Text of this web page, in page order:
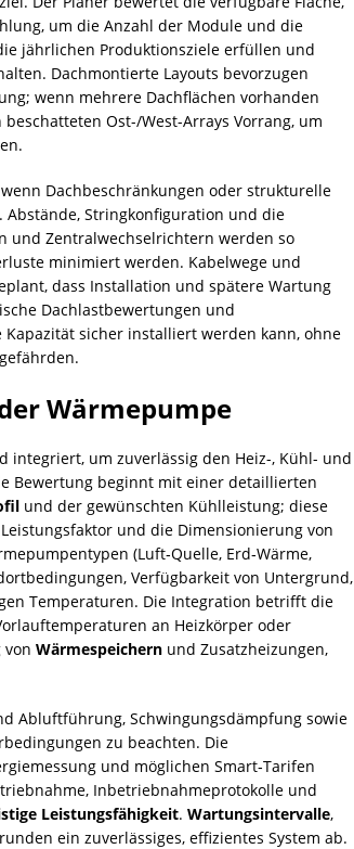
um die Anzahl der Module und die
jährlichen Produktionsziele erfüllen und
Dachmontierte Layouts bevorzugen
wenn mehrere Dachflächen vorhanden
Ost-/West-Arrays Vorrang, um
Dachbeschränkungen oder strukturelle
Stringkonfiguration und die
und Zentralwechselrichtern werden so
minimiert werden. Kabelwege und
dass Installation und spätere Wartung
Dachlastbewertungen und
sicher installiert werden kann, ohne
Wärmepumpe
integriert, um zuverlässig den Heiz-, Kühl- und
Bewertung beginnt mit einer detaillierten
und der gewünschten Kühlleistung; diese
und die Dimensionierung von
(Luft‑Quelle, Erd‑Wärme,
Verfügbarkeit von Untergrund,
Temperaturen. Die Integration betrifft die
an Heizkörper oder
von Wärmespeichern und Zusatzheizungen,
Abluftführung, Schwingungsdämpfung sowie
zu beachten. Die
und möglichen Smart‑Tarifen
Inbetriebnahmeprotokolle und
Leistungsfähigkeit. Wartungsintervalle,
ein zuverlässiges, effizientes System ab.